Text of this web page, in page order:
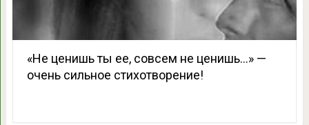
«Не ценишь ты ее, совсем не ценишь…» —
очень сильное стихотворение!